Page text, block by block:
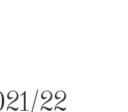
22